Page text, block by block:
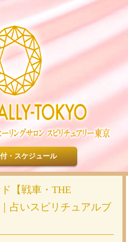
・スケジュール
【戦車・THE
占いスピリチュアルブ